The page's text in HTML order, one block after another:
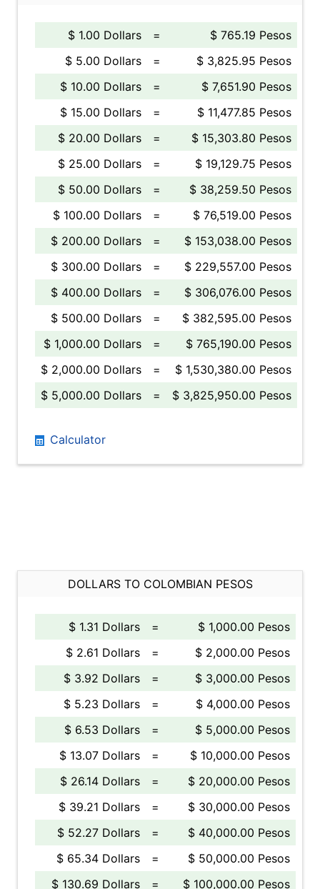
$ 1.00 Dollars =
$ 765.19 Pesos
$ 5.00 Dollars
=
$ 3,825.95 Pesos
$ 10.00 Dollars
=
$ 7,651.90 Pesos
$ 15.00 Dollars
=
$ 11,477.85 Pesos
$ 20.00 Dollars
=
$ 15,303.80 Pesos
$ 25.00 Dollars
=
$ 19,129.75 Pesos
$ 50.00 Dollars
=
$ 38,259.50 Pesos
$ 100.00 Dollars
=
$ 76,519.00 Pesos
$ 200.00 Dollars
=
$ 153,038.00 Pesos
$ 300.00 Dollars
=
$ 229,557.00 Pesos
$ 400.00 Dollars
=
$ 306,076.00 Pesos
$ 500.00 Dollars
=
$ 382,595.00 Pesos
$ 1,000.00 Dollars
=
$ 765,190.00 Pesos
$ 2,000.00 Dollars
=
$ 1,530,380.00 Pesos
$ 5,000.00 Dollars
= $ 3,825,950.00 Pesos
Calculator
DOLLARS TO COLOMBIAN PESOS
$ 1.31 Dollars =
$ 1,000.00 Pesos
$ 2.61 Dollars
=
$ 2,000.00 Pesos
$ 3.92 Dollars
=
$ 3,000.00 Pesos
$ 5.23 Dollars
=
$ 4,000.00 Pesos
$ 6.53 Dollars
=
$ 5,000.00 Pesos
$ 13.07 Dollars
=
$ 10,000.00 Pesos
$ 26.14 Dollars
=
$ 20,000.00 Pesos
$ 39.21 Dollars
=
$ 30,000.00 Pesos
$ 52.27 Dollars
=
$ 40,000.00 Pesos
$ 65.34 Dollars
=
$ 50,000.00 Pesos
$ 130.69 Dollars
= $ 100,000.00 Pesos